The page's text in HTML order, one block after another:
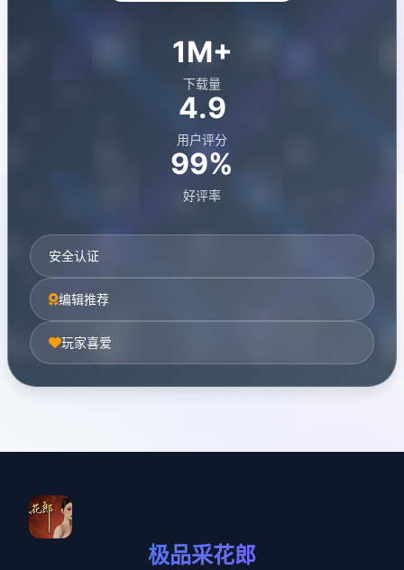
1M+
下载量
4.9
用户评分
99%
好评率
安全认证
编辑推荐
玩家喜爱
极品采花郎